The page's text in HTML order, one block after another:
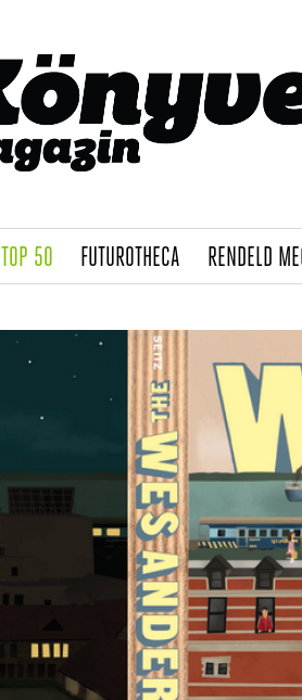
50(CURRENT)
FUTUROTHECA(CURRENT)
RENDELD